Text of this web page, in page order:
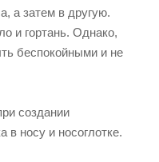
а затем в другую.
и гортань. Однако,
беспокойными и не
создании
носу и носоглотке.